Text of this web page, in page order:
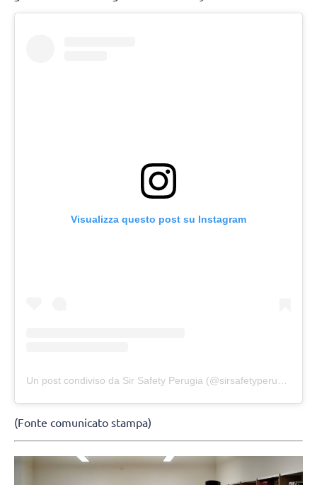
Visualizza questo post su Instagram
Un post condiviso da Sir Safety Perugia (@sirsafetyperugia)
(Fonte comunicato stampa)